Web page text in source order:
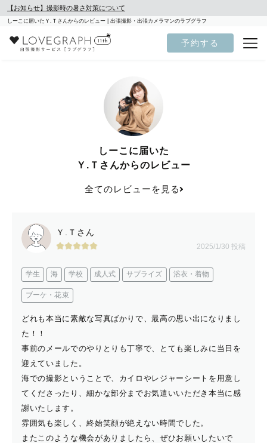
【お知らせ】撮影時の暑さ対策について
しーこに届いたＹ.Ｔさんからのレビュー | 出張撮影・出張カメラマンのラブグラフ
予約する
しーこに届いた
Ｙ.Ｔさんからのレビュー
全てのレビューを見る
Ｙ.Ｔさん
2025/1/30 投稿
学生 海 学校 成人式 サプライズ 浴衣・着物
ブーケ・花束
どれも本当に素敵な写真ばかりで、最高の思い出になりまし
た！！
事前のメールでのやりとりも丁寧で、とても楽しみに当日を
迎えていました。
海での撮影ということで、カイロやレジャーシートを用意し
てくださったり、細かな部分までお気遣いいただき本当に感
謝いたします。
雰囲気も楽しく、終始笑顔が絶えない時間でした。
またこのような機会がありましたら、ぜひお願いしたいで